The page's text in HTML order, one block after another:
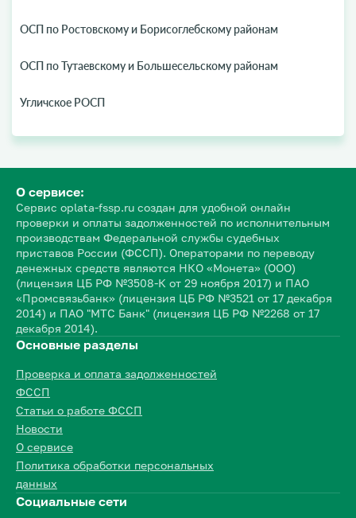
ОСП по Ростовскому и Борисоглебскому районам
ОСП по Тутаевскому и Большесельскому районам
Угличское РОСП
О сервисе:
Сервис oplata-fssp.ru создан для удобной онлайн
проверки и оплаты задолженностей по исполнительным
производствам Федеральной службы судебных
приставов России (ФССП). Операторами по переводу
денежных средств являются НКО «Монета» (ООО)
(лицензия ЦБ РФ №3508-К от 29 ноября 2017) и ПАО
«Промсвязьбанк» (лицензия ЦБ РФ №3521 от 17 декабря
2014) и ПАО "МТС Банк" (лицензия ЦБ РФ №2268 от 17
декабря 2014).
Основные разделы
Проверка и оплата задолженностей
ФССП
Статьи о работе ФССП
Новости
О сервисе
Политика обработки персональных
данных
Социальные сети